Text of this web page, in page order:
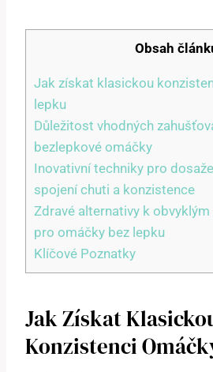
Obsah
Jak získat klasickou
lepku
Důležitost vhodných
bezlepkové omáčky
Inovativní techniky pro
spojení chuti a konzistence
Zdravé alternativy k
pro omáčky bez lepku
Klíčové Poznatky
Jak Získat
Konzistenci